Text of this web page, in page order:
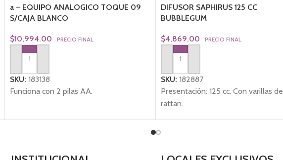
a – EQUIPO ANALOGICO TOQUE 09
S/CAJA BLANCO
$10,994.00 PRECIO FINAL
AGREGAR AL CARRITO
SKU: 183138
Funciona con 2 pilas AA.
DIFUSOR SAPHIRUS 125 CC
BUBBLEGUM
$4,869.00 PRECIO FINAL
AGREGAR AL CARRITO
SKU: 182887
Presentación: 125 cc. Con varillas de
rattan.